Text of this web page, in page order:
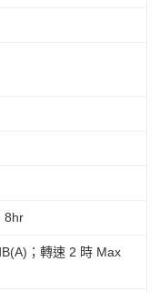
8hr
；轉速 2 時 Max